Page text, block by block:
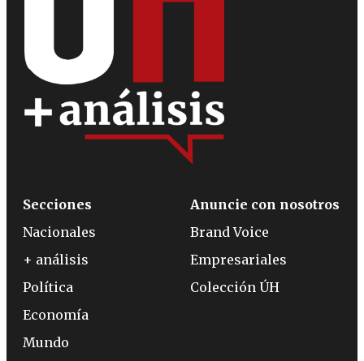
Secciones
Nacionales
+ análisis
Política
Economía
Mundo
Anuncie con nosotros
Brand Voice
Empresariales
Colección ÚH